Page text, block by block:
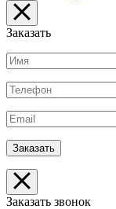
Заказать
Заказать звонок